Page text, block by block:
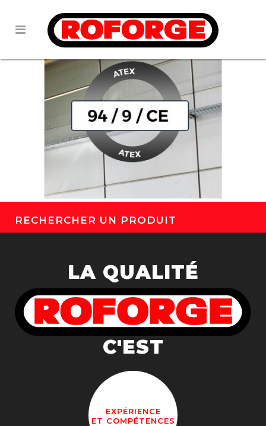
RECHERCHER UN PRODUIT
LA QUALITÉ
C'EST
EXPÉRIENCE
ET COMPÉTENCES